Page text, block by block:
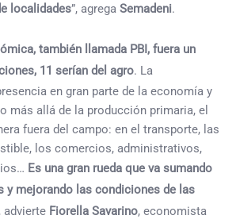
localidades”, agrega Semadeni.
también llamada PBI, fuera un
11 serían del agro. La
en gran parte de la economía y
más allá de la producción primaria, el
fuera del campo: en el transporte, las
los comercios, administrativos,
Es una gran rueda que va sumando
y mejorando las condiciones de las
advierte Fiorella Savarino, economista